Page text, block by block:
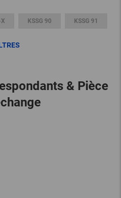
KSSG 90 KSSG 91
& Pièce